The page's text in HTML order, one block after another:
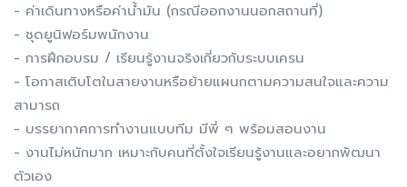
- ค่าเดินทางหรือค่าน้ำมัน (กรณีออกงานนอกสถานที่)
- ชุดยูนิฟอร์มพนักงาน
- การฝึกอบรม / เรียนรู้งานจริงเกี่ยวกับระบบเครน
- โอกาสเติบโตในสายงานหรือย้ายแผนกตามความสนใจและความ
สามารถ
- บรรยากาศการทำงานแบบทีม มีพี่ ๆ พร้อมสอนงาน
- งานไม่หนักมาก เหมาะกับคนที่ตั้งใจเรียนรู้งานและอยากพัฒนา
ตัวเอง